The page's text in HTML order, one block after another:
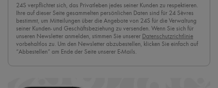
24S verpflichtet sich, das Privatleben jedes seiner Kunden zu respektieren.
Ihre auf dieser Seite gesammelten persönlichen Daten sind für 24 Sèvres
bestimmt, um Mitteilungen über die Angebote von 24S für die Verwaltung
seiner Kunden- und Geschäftsbeziehung zu versenden. Wenn Sie sich für
unseren Newsletter anmelden, stimmen Sie unserer Datenschutzrichtlinie
vorbehaltlos zu. Um den Newsletter abzubestellen, klicken Sie einfach auf
“Abbestellen” am Ende der Seite unserer E-Mails.